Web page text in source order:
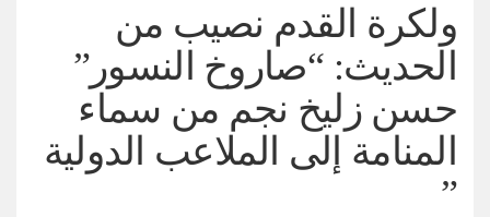
ولكرة القدم نصيب من
الحديث: “صاروخ النسور”
حسن زليخ نجم من سماء
المنامة إلى الملاعب الدولية
”